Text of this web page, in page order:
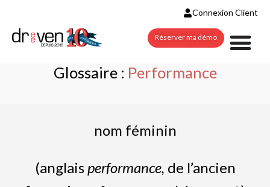
Connexion Client
Réserver ma démo
Glossaire : Performance
nom féminin
(anglais performance, de l’ancien